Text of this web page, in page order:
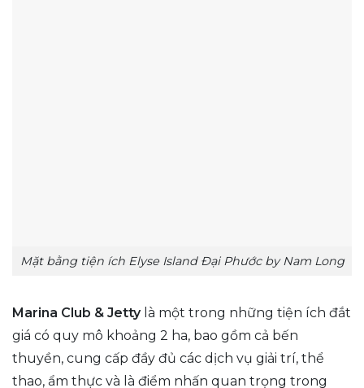
Mặt bằng tiện ích Elyse Island Đại Phước by Nam Long
Marina Club & Jettylà một trong những tiện ích đắt
giá có quy mô khoảng 2 ha, bao gồm cả bến
thuyền, cung cấp đầy đủ các dịch vụ giải trí, thể
thao, ẩm thực và là điểm nhấn quan trọng trong